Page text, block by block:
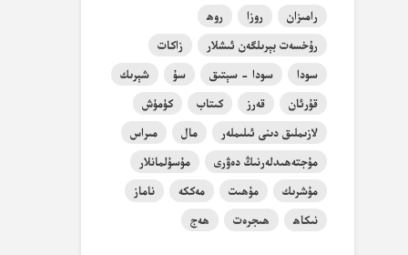
رامىزان
روزا
روھ
رۇخسەت بېرىلگەن ئىشلار
زاكات
سودا
سودا - سېتىق سۇ
شېرىك
قۇرئان
قەرز كىتاب
كۈمۈش
لازىملىق دىنى ئىلىملەر
مال
مىراس
مۇجتەھىدلەرنىڭ دەۋرى
مۇسۇلمانلار
مۇشرىك
مۇھىت مەككە
ناماز
نىكاھ
ھىجرەت ھەج